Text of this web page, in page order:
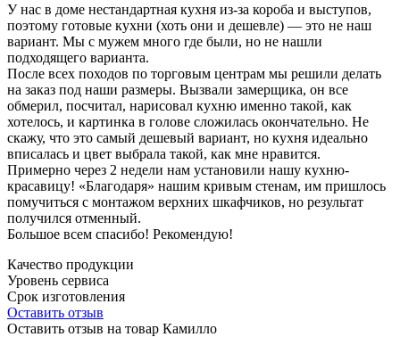
У нас в доме нестандартная кухня из-за короба и выступов,
поэтому готовые кухни (хоть они и дешевле) — это не наш
вариант. Мы с мужем много где были, но не нашли
подходящего варианта.
После всех походов по торговым центрам мы решили делать
на заказ под наши размеры. Вызвали замерщика, он все
обмерил, посчитал, нарисовал кухню именно такой, как
хотелось, и картинка в голове сложилась окончательно. Не
скажу, что это самый дешевый вариант, но кухня идеально
вписалась и цвет выбрала такой, как мне нравится.
Примерно через 2 недели нам установили нашу кухню-
красавицу! «Благодаря» нашим кривым стенам, им пришлось
помучиться с монтажом верхних шкафчиков, но результат
получился отменный.
Большое всем спасибо! Рекомендую!
Качество продукции
Уровень сервиса
Срок изготовления
Оставить отзыв
Оставить отзыв на товар Камилло